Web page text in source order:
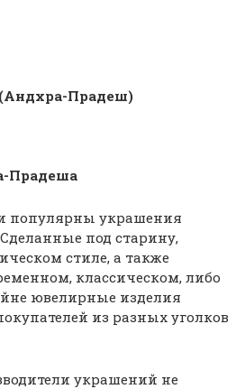
Прадеш)
Прадеша
популярны украшения
под старину,
стиле, а также
классическом, либо
ювелирные изделия
из разных уголков
украшений не